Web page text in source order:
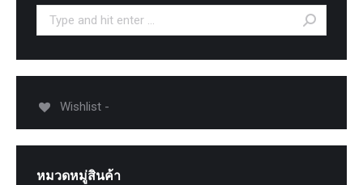
Search:
Wishlist -
หมวดหมู่สินค้า